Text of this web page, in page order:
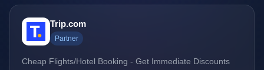
Trip.com
Partner
Cheap Flights/Hotel Booking - Get Immediate Discounts